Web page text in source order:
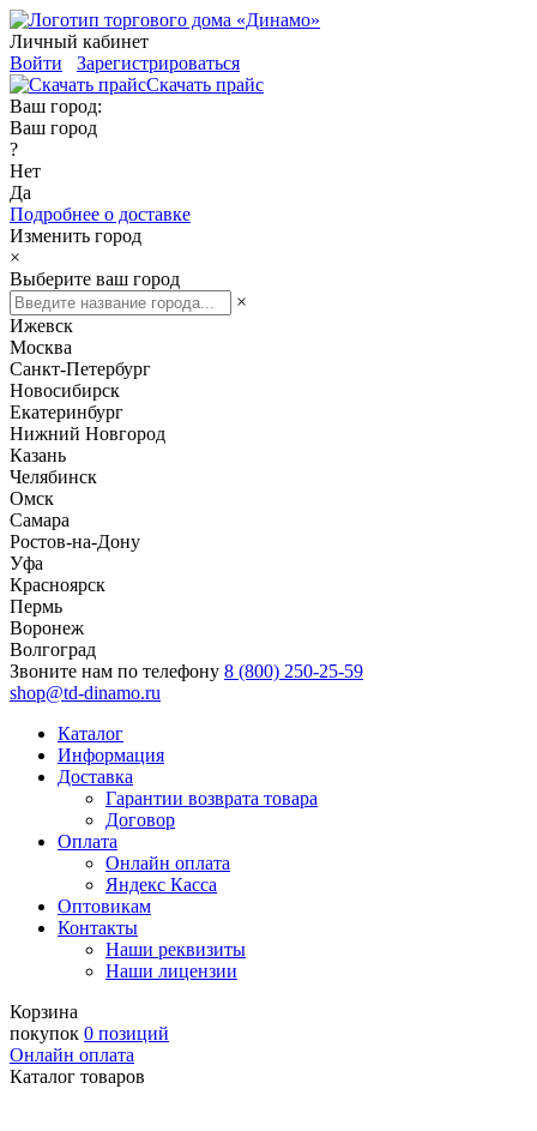
Личный кабинет
Войти
Зарегистрироваться
Скачать прайс
Ваш город:
Ваш город
?
Нет
Да
Подробнее о доставке
Изменить город
×
Выберите ваш город
×
Ижевск
Москва
Санкт-Петербург
Новосибирск
Екатеринбург
Нижний Новгород
Казань
Челябинск
Омск
Самара
Ростов-на-Дону
Уфа
Красноярск
Пермь
Воронеж
Волгоград
Звоните нам по телефону 8 (800) 250-25-59
shop@td-dinamo.ru
Каталог
Информация
Доставка
Гарантии возврата товара
Договор
Оплата
Онлайн оплата
Яндекс Касса
Оптовикам
Контакты
Наши реквизиты
Наши лицензии
Корзина
покупок 0 позиций
Онлайн оплата
Каталог товаров